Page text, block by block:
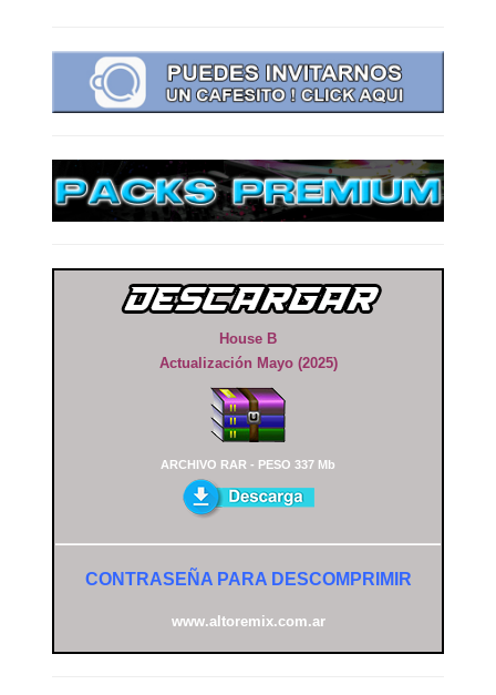
House B
Actualización Mayo (2025)
ARCHIVO RAR - PESO 337 Mb
CONTRASEÑA PARA DESCOMPRIMIR
www.altoremix.com.ar